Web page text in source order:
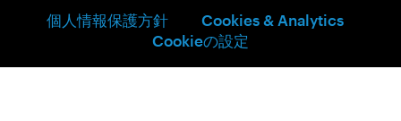
個人情報保護方針
Cookies & Analytics
Cookieの設定